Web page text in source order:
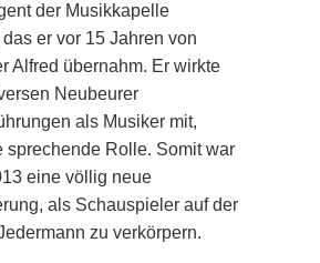
der Musikkapelle
er vor 15 Jahren von
Alfred übernahm. Er wirkte
Neubeurer
als Musiker mit,
sprechende Rolle. Somit war
eine völlig neue
als Schauspieler auf der
zu verkörpern.